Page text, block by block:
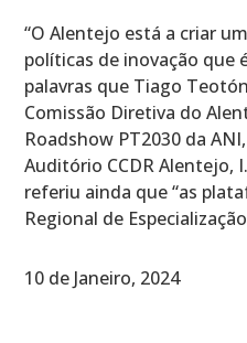
“O Alentejo está a criar
políticas de inovação que
palavras que Tiago
Comissão Diretiva do
Roadshow PT2030 da
Auditório CCDR Alentejo,
referiu ainda que “as
Regional de
10 de Janeiro, 2024